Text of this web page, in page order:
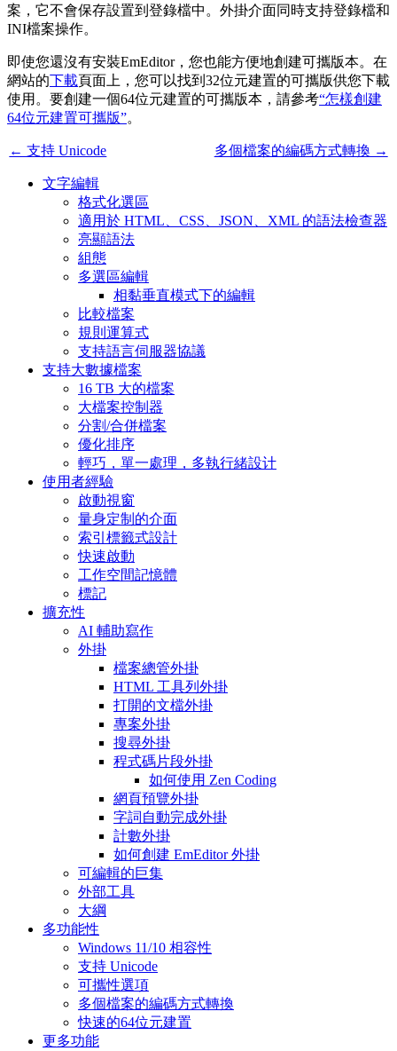
案，它不會保存設置到登錄檔中。外掛介面同時支持登錄檔和
INI檔案操作。
即使您還沒有安裝EmEditor，您也能方便地創建可攜版本。在
網站的下載頁面上，您可以找到32位元建置的可攜版供您下載
使用。要創建一個64位元建置的可攜版本，請參考“怎樣創建
64位元建置可攜版”。
← 支持 Unicode 多個檔案的編碼方式轉換 →
文字編輯
格式化選區
適用於 HTML、CSS、JSON、XML 的語法檢查器
亮顯語法
組態
多選區編輯
相黏垂直模式下的編輯
比較檔案
規則運算式
支持語言伺服器協議
支持大數據檔案
16 TB 大的檔案
大檔案控制器
分割/合併檔案
優化排序
輕巧，單一處理，多執行緒設计
使用者經驗
啟動視窗
量身定制的介面
索引標籤式設計
快速啟動
工作空間記憶體
標記
擴充性
AI 輔助寫作
外掛
檔案總管外掛
HTML 工具列外掛
打開的文檔外掛
專案外掛
搜尋外掛
程式碼片段外掛
如何使用 Zen Coding
網頁預覽外掛
字詞自動完成外掛
計數外掛
如何創建 EmEditor 外掛
可編輯的巨集
外部工具
大綱
多功能性
Windows 11/10 相容性
支持 Unicode
可攜性選項
多個檔案的編碼方式轉換
快速的64位元建置
更多功能